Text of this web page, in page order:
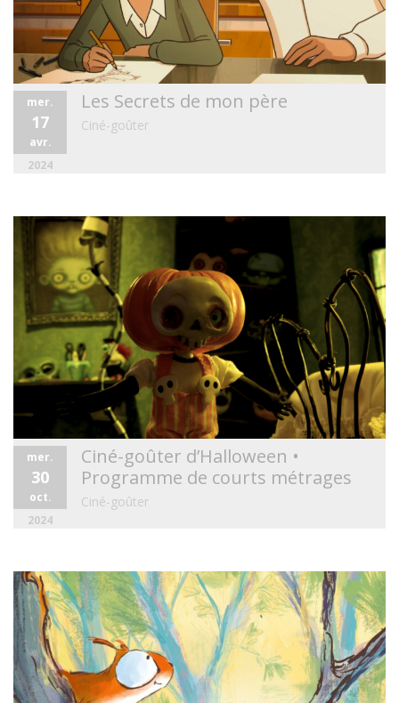
mer.
17
avr.
2024
Les Secrets de mon père
Ciné-goûter
mer.
30
oct.
2024
Ciné-goûter d’Halloween •
Programme de courts métrages
Ciné-goûter